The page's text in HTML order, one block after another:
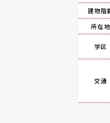
建物階
所在地
学区
交通